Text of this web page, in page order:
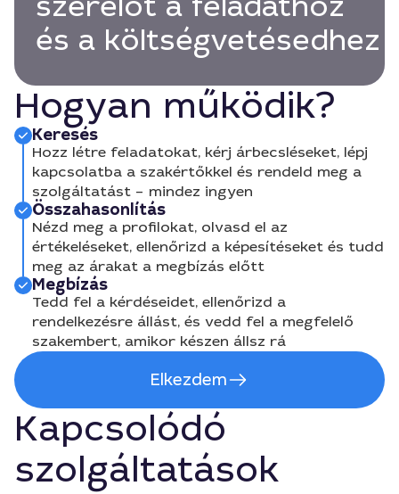
és a költségvetésedhez
Hogyan működik?
Keresés
Hozz létre feladatokat, kérj árbecsléseket, lépj
kapcsolatba a szakértőkkel és rendeld meg a
szolgáltatást – mindez ingyen
Összahasonlítás
Nézd meg a profilokat, olvasd el az
értékeléseket, ellenőrizd a képesítéseket és tudd
meg az árakat a megbízás előtt
Megbízás
Tedd fel a kérdéseidet, ellenőrizd a
rendelkezésre állást, és vedd fel a megfelelő
szakembert, amikor készen állsz rá
Elkezdem
Kapcsolódó
szolgáltatások